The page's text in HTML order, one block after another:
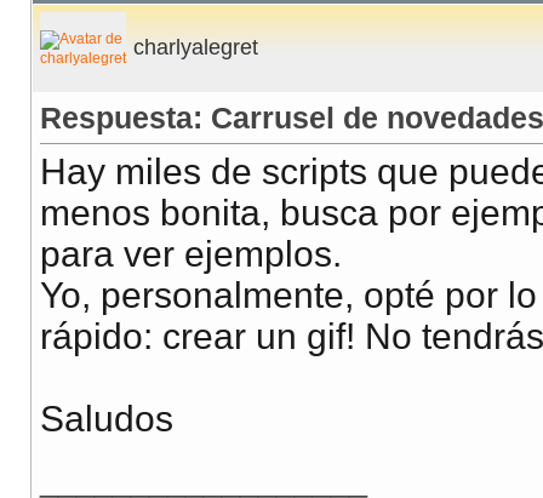
charlyalegret
Respuesta: Carrusel de novedades
Hay miles de scripts que
menos bonita, busca por
para ver ejemplos.
Yo, personalmente, opté por
rápido: crear un gif! No
Saludos